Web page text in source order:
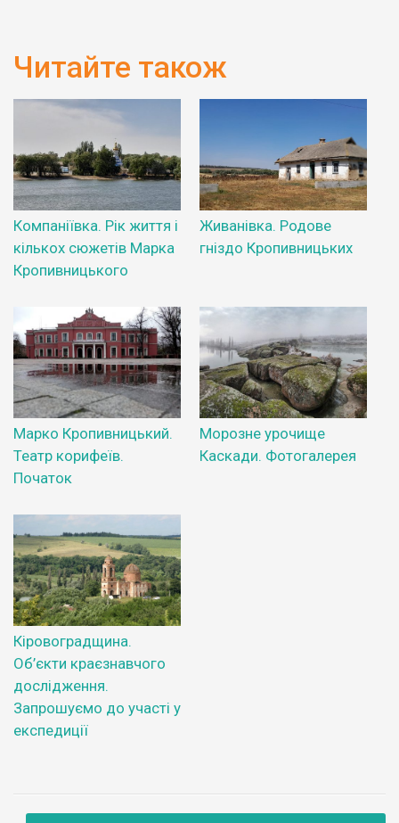
Читайте також
Компаніївка. Рік життя і
кількох сюжетів Марка
Кропивницького
Живанівка. Родове
гніздо Кропивницьких
Марко Кропивницький.
Театр корифеїв.
Початок
Морозне урочище
Каскади. Фотогалерея
Кіровоградщина.
Об’єкти краєзнавчого
дослідження.
Запрошуємо до участі у
експедиції